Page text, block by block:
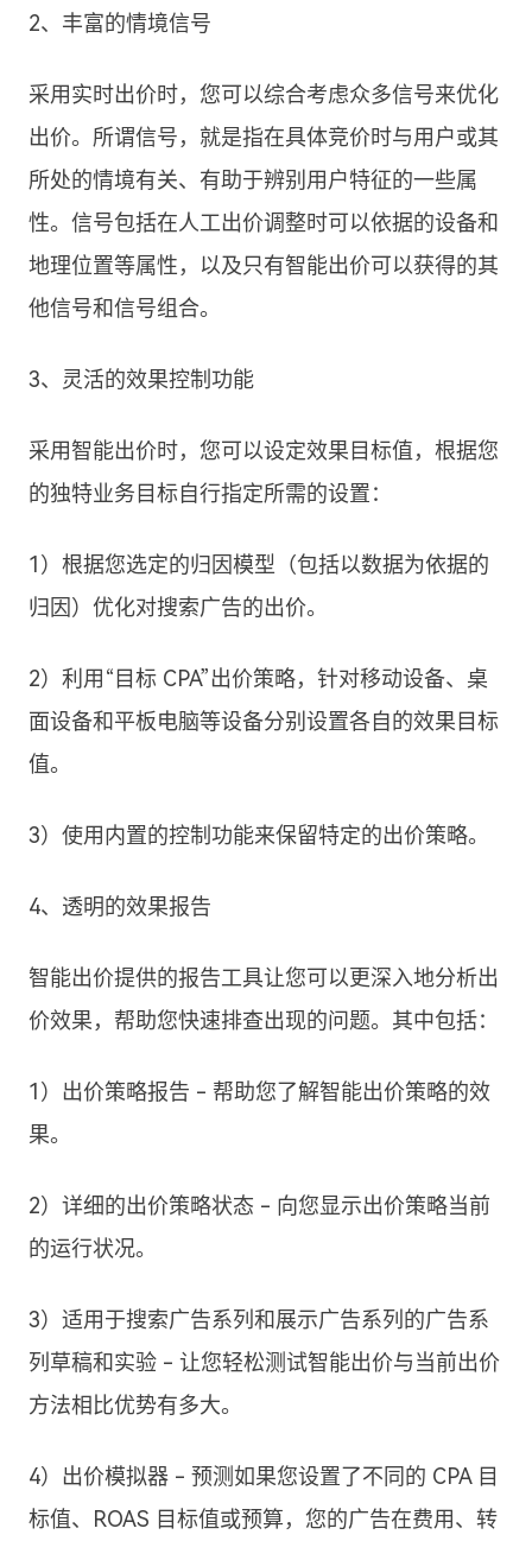
2、丰富的情境信号
采用实时出价时，您可以综合考虑众多信号来优化
出价。所谓信号，就是指在具体竞价时与用户或其
所处的情境有关、有助于辨别用户特征的一些属
性。信号包括在人工出价调整时可以依据的设备和
地理位置等属性，以及只有智能出价可以获得的其
他信号和信号组合。
3、灵活的效果控制功能
采用智能出价时，您可以设定效果目标值，根据您
的独特业务目标自行指定所需的设置：
1）根据您选定的归因模型（包括以数据为依据的
归因）优化对搜索广告的出价。
2）利用“目标 CPA”出价策略，针对移动设备、桌
面设备和平板电脑等设备分别设置各自的效果目标
值。
3）使用内置的控制功能来保留特定的出价策略。
4、透明的效果报告
智能出价提供的报告工具让您可以更深入地分析出
价效果，帮助您快速排查出现的问题。其中包括：
1）出价策略报告 - 帮助您了解智能出价策略的效
果。
2）详细的出价策略状态 - 向您显示出价策略当前
的运行状况。
3）适用于搜索广告系列和展示广告系列的广告系
列草稿和实验 - 让您轻松测试智能出价与当前出价
方法相比优势有多大。
4）出价模拟器 - 预测如果您设置了不同的 CPA 目
标值、ROAS 目标值或预算，您的广告在费用、转